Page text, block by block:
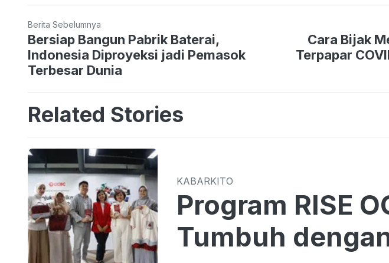
Berita Sebelumnya
Bersiap Bangun Pabrik Baterai,
Indonesia Diproyeksi jadi Pemasok
Terbesar Dunia
Cara Bijak
Terpapar
Related Stories
KABARKITO
Program RISE
Tumbuh